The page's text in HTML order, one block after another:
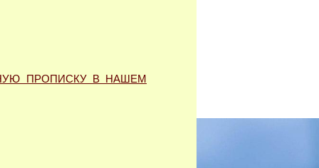
ПРОПИСКУ В НАШЕМ